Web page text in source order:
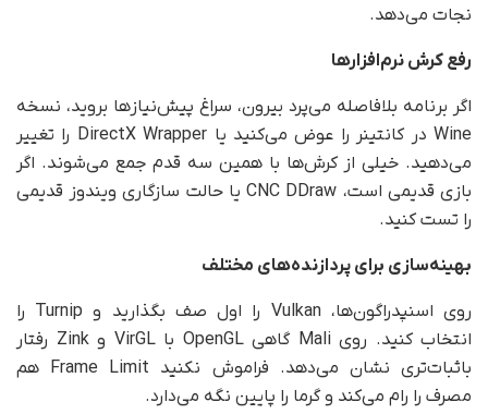
نجات می‌دهد.
رفع کرش نرم‌افزارها
اگر برنامه بلافاصله می‌پرد بیرون، سراغ پیش‌نیازها بروید، نسخه
Wine در کانتینر را عوض می‌کنید یا DirectX Wrapper را تغییر
می‌دهید. خیلی از کرش‌ها با همین سه قدم جمع می‌شوند. اگر
بازی قدیمی است، CNC DDraw یا حالت سازگاری ویندوز قدیمی
را تست کنید.
بهینه‌سازی برای پردازنده‌های مختلف
روی اسنپدراگون‌ها، Vulkan را اول صف بگذارید و Turnip را
انتخاب کنید. روی Mali گاهی OpenGL با VirGL و Zink رفتار
باثبات‌تری نشان می‌دهد. فراموش نکنید Frame Limit هم
مصرف را رام می‌کند و گرما را پایین نگه می‌دارد.